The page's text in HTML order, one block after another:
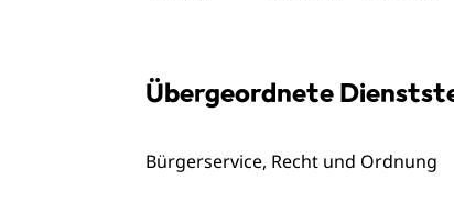
Übergeordnete
Bürgerservice, Recht und Ordnung